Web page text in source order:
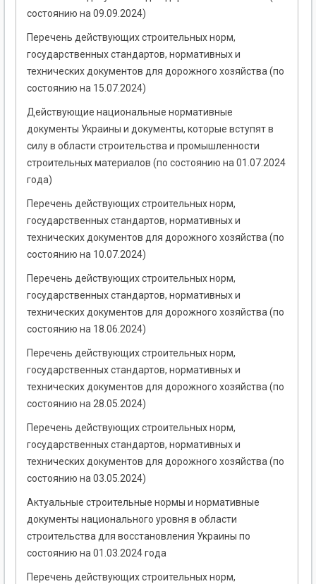
состоянию на 09.09.2024)
Перечень действующих строительных норм,
государственных стандартов, нормативных и
технических документов для дорожного хозяйства (по
состоянию на 15.07.2024)
Действующие национальные нормативные
документы Украины и документы, которые вступят в
силу в области строительства и промышленности
строительных материалов (по состоянию на 01.07.2024
года)
Перечень действующих строительных норм,
государственных стандартов, нормативных и
технических документов для дорожного хозяйства (по
состоянию на 10.07.2024)
Перечень действующих строительных норм,
государственных стандартов, нормативных и
технических документов для дорожного хозяйства (по
состоянию на 18.06.2024)
Перечень действующих строительных норм,
государственных стандартов, нормативных и
технических документов для дорожного хозяйства (по
состоянию на 28.05.2024)
Перечень действующих строительных норм,
государственных стандартов, нормативных и
технических документов для дорожного хозяйства (по
состоянию на 03.05.2024)
Актуальные строительные нормы и нормативные
документы национального уровня в области
строительства для восстановления Украины по
состоянию на 01.03.2024 года
Перечень действующих строительных норм,